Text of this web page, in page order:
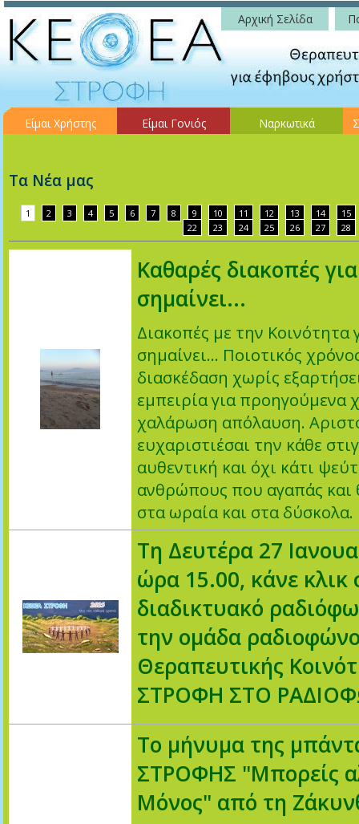
Αρχική Σελίδα
Είμαι Χρήστης Είμαι Γονιός Ναρκωτικά
Τα Νέα μας
1 2 3 4 5 6 7 8 9 10 11 12 13 14
15
22
23 24 25 26 27 28
Καθαρές διακοπές
σημαίνει...
Διακοπές με την Κοινότητα
σημαίνει… Ποιοτικός
διασκέδαση χωρίς
εμπειρία για προηγούμενα
χαλάρωση απόλαυση.
ευχαριστιέσαι την κάθε
αυθεντική και όχι κάτι
ανθρώπους που αγαπάς και
στα ωραία και στα δύσκολα.
Τη Δευτέρα 27
ώρα 15.00, κάνε κλικ
διαδικτυακό
την ομάδα
Θεραπευτικής
ΣΤΡΟΦΗ ΣΤΟ
Το μήνυμα της
ΣΤΡΟΦΗΣ "Μπορείς
Μόνος" από τη